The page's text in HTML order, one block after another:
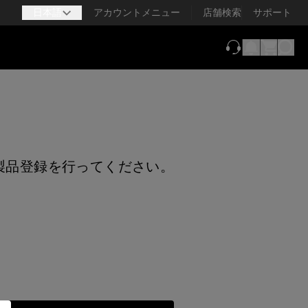
アカウントメニュー 店舗検索 サポート
登録を行ってください。